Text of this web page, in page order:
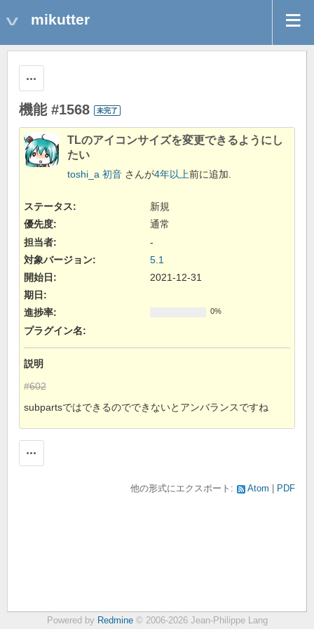
mikutter
機能 #1568 未完了
TLのアイコンサイズを変更できるようにし
たい
toshi_a 初音 さんが4年以上前に追加.
ステータス:
新規
優先度:
通常
担当者:
-
対象バージョン:
5.1
開始日:
2021-12-31
期日:
進捗率:
0%
プラグイン名:
説明
#602
subpartsではできるのでできないとアンバランスですね
他の形式にエクスポート: Atom PDF
Powered by Redmine© 2006-2026 Jean-Philippe Lang